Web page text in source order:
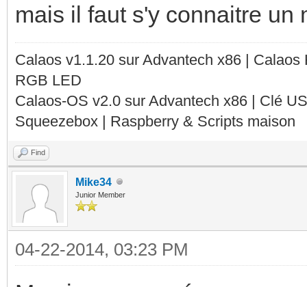
mais il faut s'y connaitre un
Calaos v1.1.20 sur Advantech x86 |
RGB LED
Calaos-OS v2.0 sur Advantech x86 | Clé
Squeezebox | Raspberry & Scripts maison
Find
Mike34
Junior Member
04-22-2014, 03:23 PM